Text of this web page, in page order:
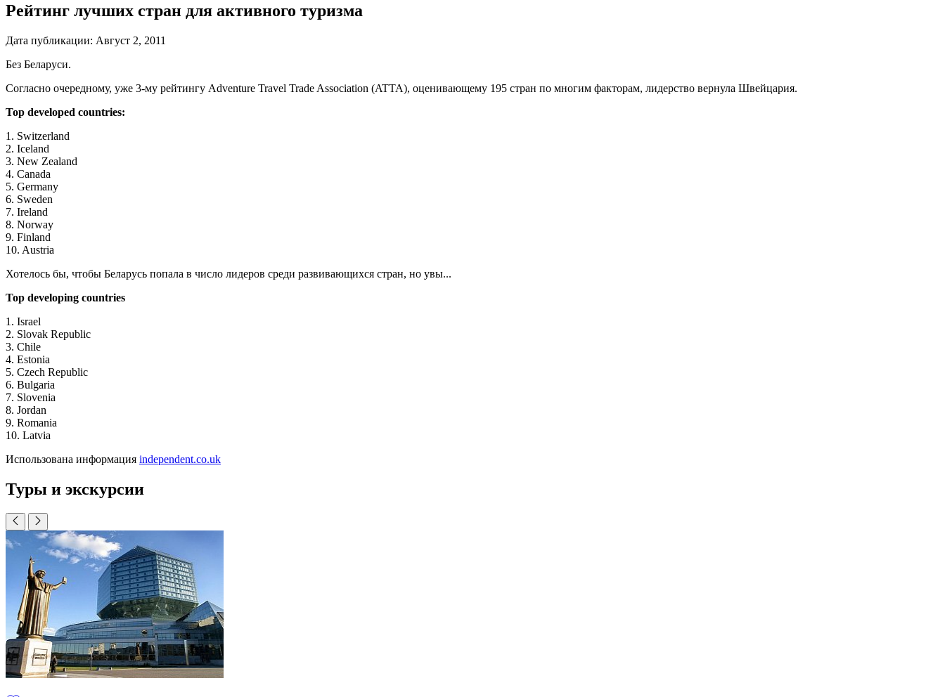
Рейтинг лучших стран для активного туризма
Дата публикации: Август 2, 2011
Без Беларуси.
Согласно очередному, уже 3-му рейтингу Adventure Travel Trade Association (ATTA), оценивающему 195 стран по многим факторам, лидерство вернула Швейцария.
Top developed countries:
1. Switzerland
2. Iceland
3. New Zealand
4. Canada
5. Germany
6. Sweden
7. Ireland
8. Norway
9. Finland
10. Austria
Хотелось бы, чтобы Беларусь попала в число лидеров среди развивающихся стран, но увы...
Top developing countries
1. Israel
2. Slovak Republic
3. Chile
4. Estonia
5. Czech Republic
6. Bulgaria
7. Slovenia
8. Jordan
9. Romania
10. Latvia
Использована информация independent.co.uk
Туры и экскурсии